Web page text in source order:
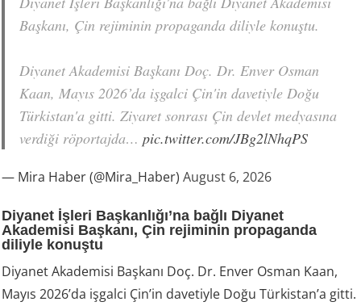
Başkanı, Çin rejiminin propaganda diliyle konuştu.
Diyanet Akademisi Başkanı Doç. Dr. Enver Osman
Kaan, Mayıs 2026’da işgalci Çin'in davetiyle Doğu
Türkistan'a gitti. Ziyaret sonrası Çin devlet medyasına
verdiği röportajda…pic.twitter.com/JBg2lNhqPS
— Mira Haber (@Mira_Haber)August 6, 2026
Diyanet İşleri Başkanlığı’na bağlı Diyanet
Akademisi Başkanı, Çin rejiminin propaganda
diliyle konuştu
Diyanet Akademisi Başkanı Doç. Dr. Enver Osman Kaan,
Mayıs 2026’da işgalci Çin’in davetiyle Doğu Türkistan’a gitti.